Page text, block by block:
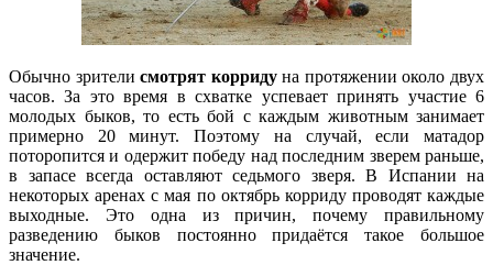
Обычно зрителисмотрят корридуна протяжении около двух
часов. За это время в схватке успевает принять участие 6
молодых быков, то есть бой с каждым животным занимает
примерно 20 минут. Поэтому на случай, если матадор
поторопится и одержит победу над последним зверем раньше,
в запасе всегда оставляют седьмого зверя. В Испании на
некоторых аренах с мая по октябрь корриду проводят каждые
выходные. Это одна из причин, почему правильному
разведению быков постоянно придаётся такое большое
значение.